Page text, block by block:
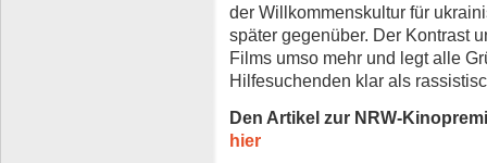
der Willkommenskultur für
später gegenüber. Der Kontrast
Films umso mehr und legt alle
Hilfesuchenden klar als
Den Artikel zur NRW-
hier